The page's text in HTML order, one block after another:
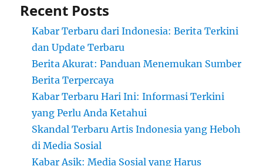
Recent Posts
Kabar Terbaru dari Indonesia: Berita Terkini
dan Update Terbaru
Berita Akurat: Panduan Menemukan Sumber
Berita Terpercaya
Kabar Terbaru Hari Ini: Informasi Terkini
yang Perlu Anda Ketahui
Skandal Terbaru Artis Indonesia yang Heboh
di Media Sosial
Kabar Asik: Media Sosial yang Harus